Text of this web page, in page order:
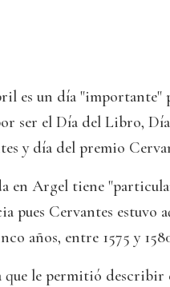
es un día "importante"
ser el Día del Libro,
y día del premio
en Argel tiene
pues Cervantes estuvo
años, entre 1575 y
que le permitió describir